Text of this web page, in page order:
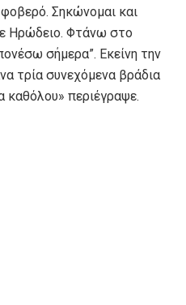
Σηκώνομαι και
Ηρώδειο. Φτάνω στο
σήμερα”. Εκείνη την
τρία συνεχόμενα βράδια
καθόλου» περιέγραψε.